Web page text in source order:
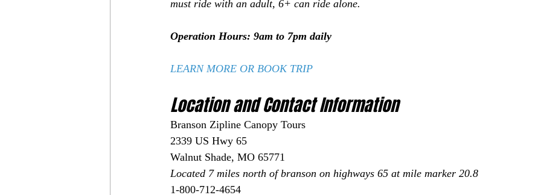
must ride with an adult, 6+ can ride alone.
Operation Hours: 9am to 7pm daily
LEARN MORE OR BOOK TRIP
Location and Contact Information
Branson Zipline Canopy Tours
2339 US Hwy 65
Walnut Shade, MO 65771
Located 7 miles north of branson on highways 65 at mile marker 20.8
1-800-712-4654